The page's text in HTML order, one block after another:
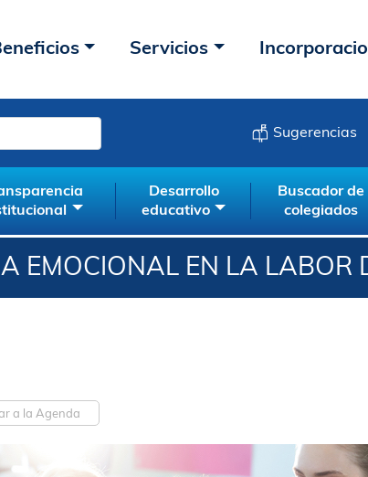
Servicios
Sugerencias
Desarrollo
educativo
Buscador de
colegiados
EMOCIONAL EN LA LABOR
a la Agenda